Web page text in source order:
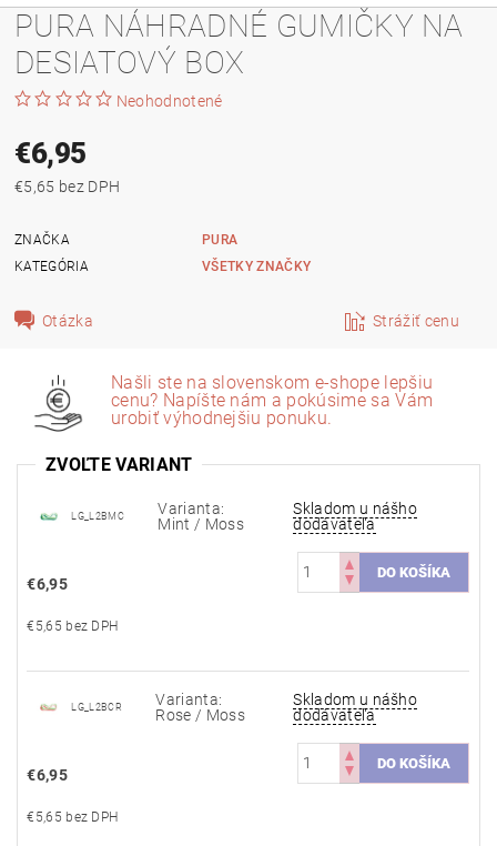
PURA NÁHRADNÉ GUMIČKY NA
DESIATOVÝ BOX
Neohodnotené
€6,95
€5,65 bez DPH
ZNAČKA
PURA
KATEGÓRIA
VŠETKY ZNAČKY
Otázka Strážiť cenu
Našli ste na slovenskom e-shope lepšiu
cenu? Napíšte nám a pokúsime sa Vám
urobiť výhodnejšiu ponuku.
ZVOĽTE VARIANT
LG_L2BMC
Varianta:
Mint / Moss
Skladom u nášho
dodávateľa
€6,95
€5,65 bez DPH
LG_L2BCR
Varianta:
Rose / Moss
Skladom u nášho
dodávateľa
€6,95
€5,65 bez DPH